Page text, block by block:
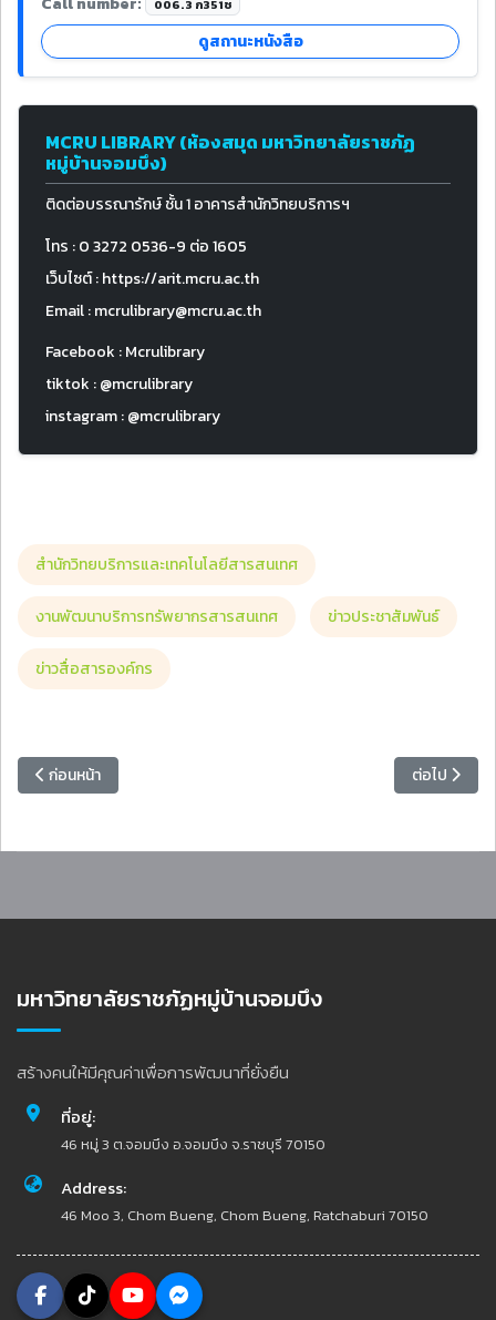
006.3 ก351ช
ดูสถานะหนังสือ
MCRU LIBRARY (ห้องสมุด มหาวิทยาลัยราชภัฏ
หมู่บ้านจอมบึง)
ติดต่อบรรณารักษ์ ชั้น 1 อาคารสำนักวิทยบริการฯ
โทร : 0 3272 0536-9 ต่อ 1605
เว็บไซต์ : https://arit.mcru.ac.th
Email : mcrulibrary@mcru.ac.th
Facebook : Mcrulibrary
tiktok : @mcrulibrary
instagram : @mcrulibrary
สำนักวิทยบริการและเทคโนโลยีสารสนเทศ
งานพัฒนาบริการทรัพยากรสารสนเทศ ข่าวประชาสัมพันธ์
ข่าวสื่อสารองค์กร
เนื้อหาก่อนหน้า: โรงเรียนสาธิตแห่งมหาวิทยาลัยราชภัฏหมู่บ้านจอมบึง เ
ก่อนหน้า เนื้อหาถัดไ
ต่อไป
มหาวิทยาลัยราชภัฏหมู่บ้านจอมบึง
สร้างคนให้มีคุณค่าเพื่อการพัฒนาที่ยั่งยืน
ที่อยู่:
46 หมู่ 3 ต.จอมบึง อ.จอมบึง จ.ราชบุรี 70150
Address:
46 Moo 3, Chom Bueng, Chom Bueng, Ratchaburi 70150